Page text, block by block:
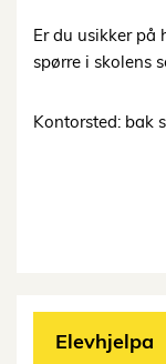
Er du usikker på
spørre i skolens
Kontorsted: bak
Elevhjelpa